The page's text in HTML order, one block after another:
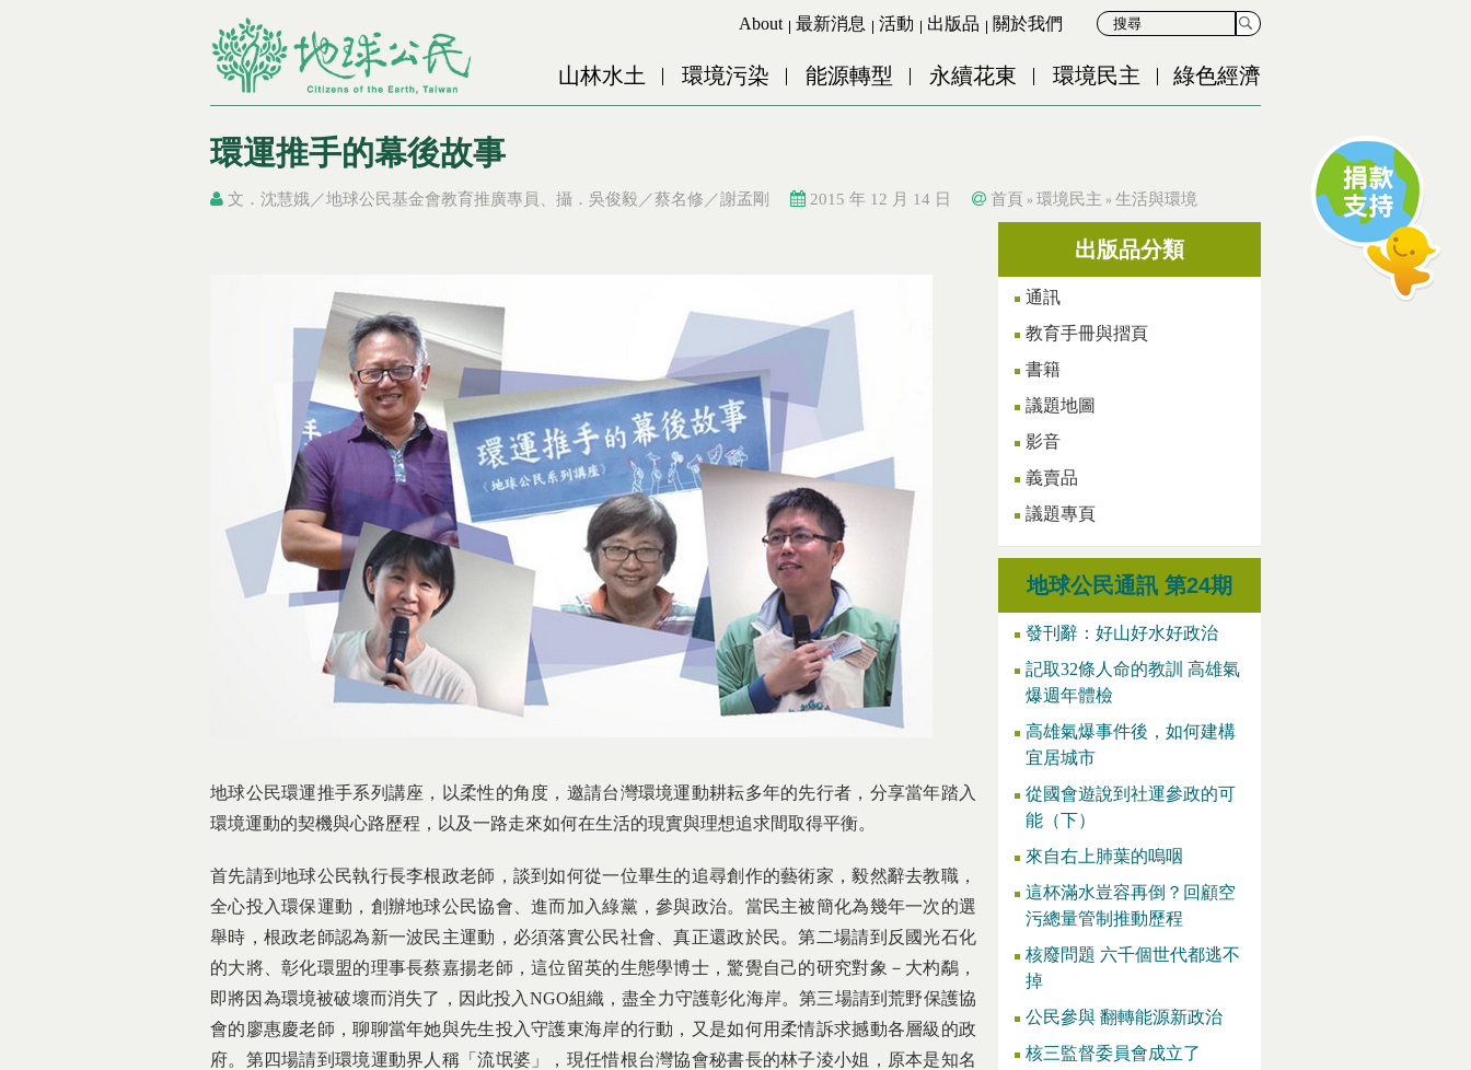
Jump to Navigation
Jump to Main content
About 最新消息 活動 出版品 關於我們
山林水土 環境污染 能源轉型 永續花東 環境民主 綠色經濟
環運推手的幕後故事
文．沈慧娥／地球公民基金會教育推廣專員、攝．吳俊毅／蔡名修／謝孟剛 2015 年 12 月 14 日 首頁 » 環境民主 » 生活與環境
地球公民環運推手系列講座，以柔性的角度，邀請台灣環境運動耕耘多年的先行者，分享當年踏入
環境運動的契機與心路歷程，以及一路走來如何在生活的現實與理想追求間取得平衡。
首先請到地球公民執行長李根政老師，談到如何從一位畢生的追尋創作的藝術家，毅然辭去教職，
全心投入環保運動，創辦地球公民協會、進而加入綠黨，參與政治。當民主被簡化為幾年一次的選
舉時，根政老師認為新一波民主運動，必須落實公民社會、真正還政於民。第二場請到反國光石化
的大將、彰化環盟的理事長蔡嘉揚老師，這位留英的生態學博士，驚覺自己的研究對象－大杓鷸，
即將因為環境被破壞而消失了，因此投入NGO組織，盡全力守護彰化海岸。第三場請到荒野保護協
會的廖惠慶老師，聊聊當年她與先生投入守護東海岸的行動，又是如何用柔情訴求撼動各層級的政
府。第四場請到環境運動界人稱「流氓婆」，現任惜根台灣協會秘書長的林子淩小姐，原本是知名
出版品分類
通訊
教育手冊與摺頁
書籍
議題地圖
影音
義賣品
議題專頁
地球公民通訊 第24期
發刊辭：好山好水好政治
記取32條人命的教訓 高雄氣
爆週年體檢
高雄氣爆事件後，如何建構
宜居城市
從國會遊說到社運參政的可
能（下）
來自右上肺葉的嗚咽
這杯滿水豈容再倒？回顧空
污總量管制推動歷程
核廢問題 六千個世代都逃不
掉
公民參與 翻轉能源新政治
核三監督委員會成立了